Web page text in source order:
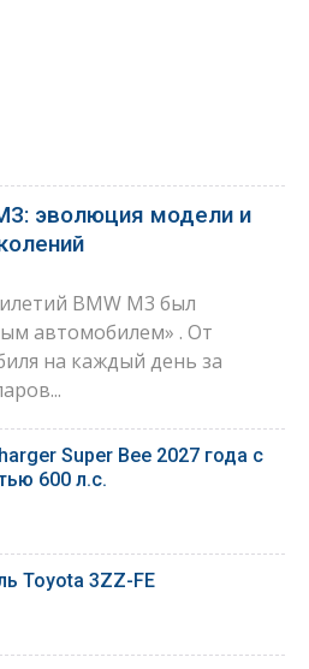
эволюция модели и
BMW M3 был
автомобилем» . От
на каждый день за
Super Bee 2027 года с
600 л.с.
Toyota 3ZZ-FE